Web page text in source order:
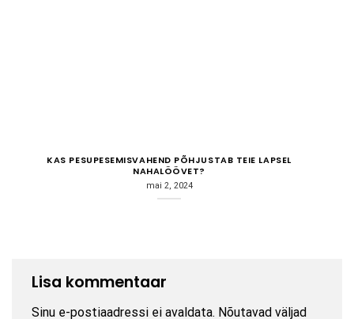
KAS PESUPESEMISVAHEND PÕHJUSTAB TEIE LAPSEL
NAHALÖÖVET?
mai 2, 2024
Lisa kommentaar
Sinu e-postiaadressi ei avaldata. Nõutavad väljad